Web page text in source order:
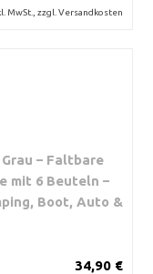
MwSt., zzgl. Versandkosten
– Faltbare
mit 6 Beuteln –
Boot, Auto &
34,90 €